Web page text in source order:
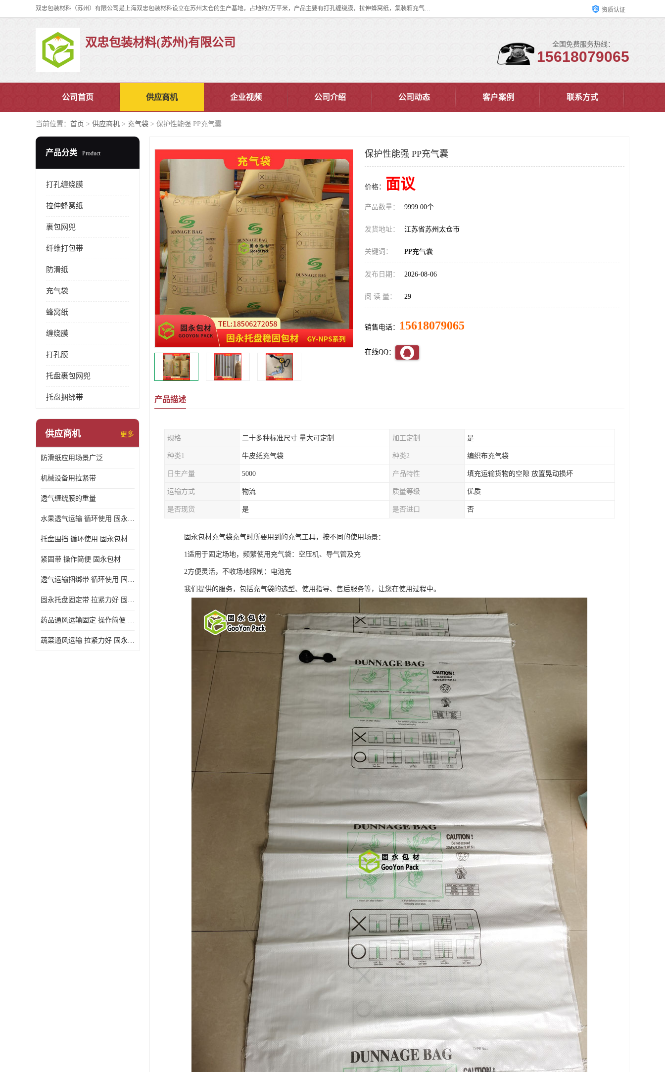
双忠包装材料（苏州）有限公司是上海双忠包装材料设立在苏州太仓的生产基地，占地约2万平米，产品主要有打孔缠绕膜，拉伸蜂窝纸，集装箱充气袋，滑托板，打包带，裹包网兜，防滑纸等箱体和托盘的运输和保护性包材。固永包材®，GooYon Pack®，是我们保护性包装材料的专属品牌。 资质认证
双忠包装材料(苏州)有限公司 全国免费服务热线：
15618079065
公司首页 供应商机 企业视频 公司介绍 公司动态 客户案例 联系方式
当前位置： 首页 > 供应商机 > 充气袋 > 保护性能强 PP充气囊
产品分类 Product
打孔缠绕膜
拉伸蜂窝纸
裹包网兜
纤维打包带
防滑纸
充气袋
蜂窝纸
缠绕膜
打孔膜
托盘裹包网兜
托盘捆绑带
供应商机 更多
防滑纸应用场景广泛
机械设备用拉紧带
透气缠绕膜的重量
水果透气运输 循环使用 固永包材
托盘围挡 循环使用 固永包材
紧固带 操作简便 固永包材
透气运输捆绑带 循环使用 固永包材
固永托盘固定带 拉紧力好 固永包材
药品通风运输固定 操作简便 固永包材
蔬菜通风运输 拉紧力好 固永包材
保护性能强 PP充气囊
价格： 面议
产品数量： 9999.00个
发货地址： 江苏省苏州太仓市
关键词： PP充气囊
发布日期： 2026-08-06
阅 读 量： 29
销售电话： 15618079065
在线QQ：
产品描述
规格 二十多种标准尺寸 量大可定制 加工定制 是
种类1 牛皮纸充气袋 种类2 编织布充气袋
日生产量 5000 产品特性 填充运输货物的空隙 放置晃动损坏
运输方式 物流 质量等级 优质
是否现货 是 是否进口 否
固永包材充气袋充气时所要用到的充气工具，按不同的使用场景：
1适用于固定场地，频繁使用充气袋：空压机、导气管及充
2方便灵活，不收场地限制：电池充
我们提供的服务，包括充气袋的选型、使用指导、售后服务等，让您在使用过程中。